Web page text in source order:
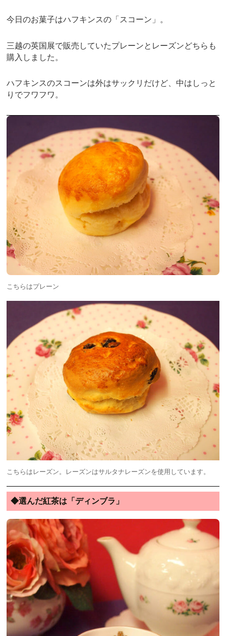
今日のお菓子はハフキンスの「スコーン」。
三越の英国展で販売していたプレーンとレーズンどちらも
購入しました。
ハフキンスのスコーンは外はサックリだけど、中はしっと
りでフワフワ。
こちらはプレーン
こちらはレーズン。レーズンはサルタナレーズンを使用しています。
◆選んだ紅茶は「ディンブラ」